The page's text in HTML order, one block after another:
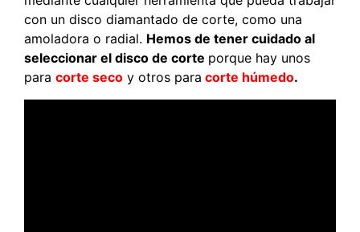
con un disco diamantado de corte, como una
amoladora o radial. Hemos de tener cuidado al
seleccionar el disco de corte porque hay unos
para corte seco y otros para corte húmedo.